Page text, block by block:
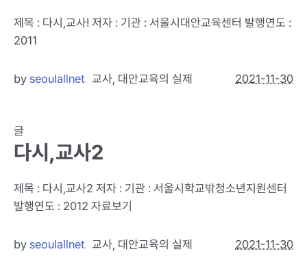
제목 : 다시,교사! 저자 : 기관 : 서울시대안교육센터 발행연도 :
2011
2021-11-30
by seoulallnet 교사, 대안교육의 실제
글
다시,교사2
제목 : 다시,교사2 저자 : 기관 : 서울시학교밖청소년지원센터
발행연도 : 2012 자료보기
2021-11-30
by seoulallnet 교사, 대안교육의 실제